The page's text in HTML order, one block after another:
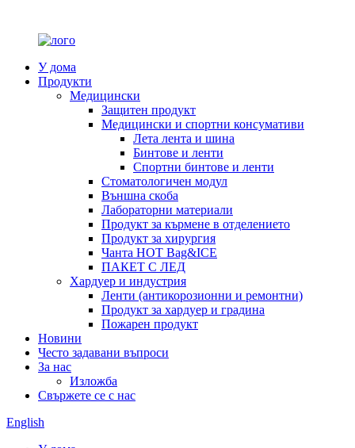
У дома
Продукти
Медицински
Защитен продукт
Медицински и спортни консумативи
Лета лента и шина
Бинтове и ленти
Спортни бинтове и ленти
Стоматологичен модул
Външна скоба
Лабораторни материали
Продукт за кърмене в отделението
Продукт за хирургия
Чанта HOT Bag&ICE
ПАКЕТ С ЛЕД
Хардуер и индустрия
Ленти (антикорозионни и ремонтни)
Продукт за хардуер и градина
Пожарен продукт
Новини
Често задавани въпроси
За нас
Изложба
Свържете се с нас
English